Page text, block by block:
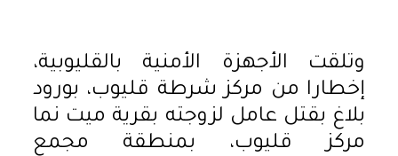
وتلقت الأجهزة الأمنية بالقليوبية،
إخطارا من مركز شرطة قليوب، بورود
بلاغ بقتل عامل لزوجته بقرية ميت نما
مركز قليوب، بمنطقة مجمع